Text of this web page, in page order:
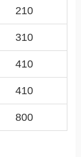
210
310
410
410
800